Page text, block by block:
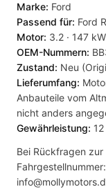
Marke: Ford
Passend für: Ford
Motor: 3.2 · 147
OEM-Nummern:
Zustand: Neu
Lieferumfang:
Anbauteile vom
nicht anders
Gewährleistung:
Bei Rückfragen
Fahrgestellnummer: